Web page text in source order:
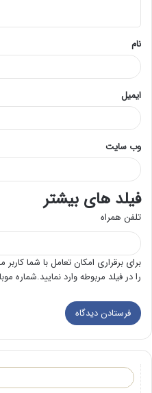
*
نام
ایمیل
وب‌ سایت
فیلد های بیشتر
تلفن همراه
برای برقراری امکان تعامل با شما
را در فیلد مربوطه وارد